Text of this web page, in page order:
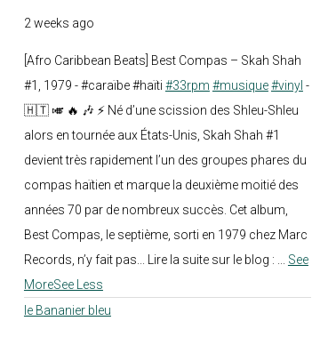
2 weeks ago
[Afro Caribbean Beats] Best Compas – Skah Shah
#1, 1979 - #caraïbe #haïti #33rpm #musique#vinyl -
🇭🇹 🎺 🔥 🎶 ⚡ Né d’une scission des Shleu-Shleu
alors en tournée aux États-Unis, Skah Shah #1
devient très rapidement l’un des groupes phares du
compas haïtien et marque la deuxième moitié des
années 70 par de nombreux succès. Cet album,
Best Compas, le septième, sorti en 1979 chez Marc
Records, n’y fait pas... Lire la suite sur le blog :
See
MoreSee Less
le Bananier bleu